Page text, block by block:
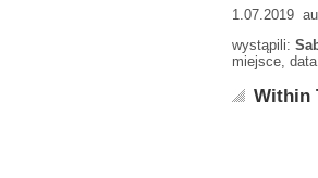
1.07.2019
wystąpili:
miejsce,
Within